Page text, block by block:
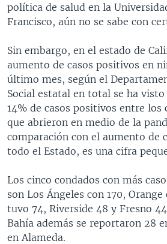
política de salud en la
Francisco, aún no se sabe con
Sin embargo, en el estado de
aumento de casos positivos en
último mes, según el
Social estatal en total se ha
14% de casos positivos entre los
que abrieron en medio de la
comparación con el aumento de
todo el Estado, es una cifra
Los cinco condados con más
son Los Ángeles con 170,
tuvo 74, Riverside 48 y Fresno
Bahía además se reportaron 28
en Alameda.